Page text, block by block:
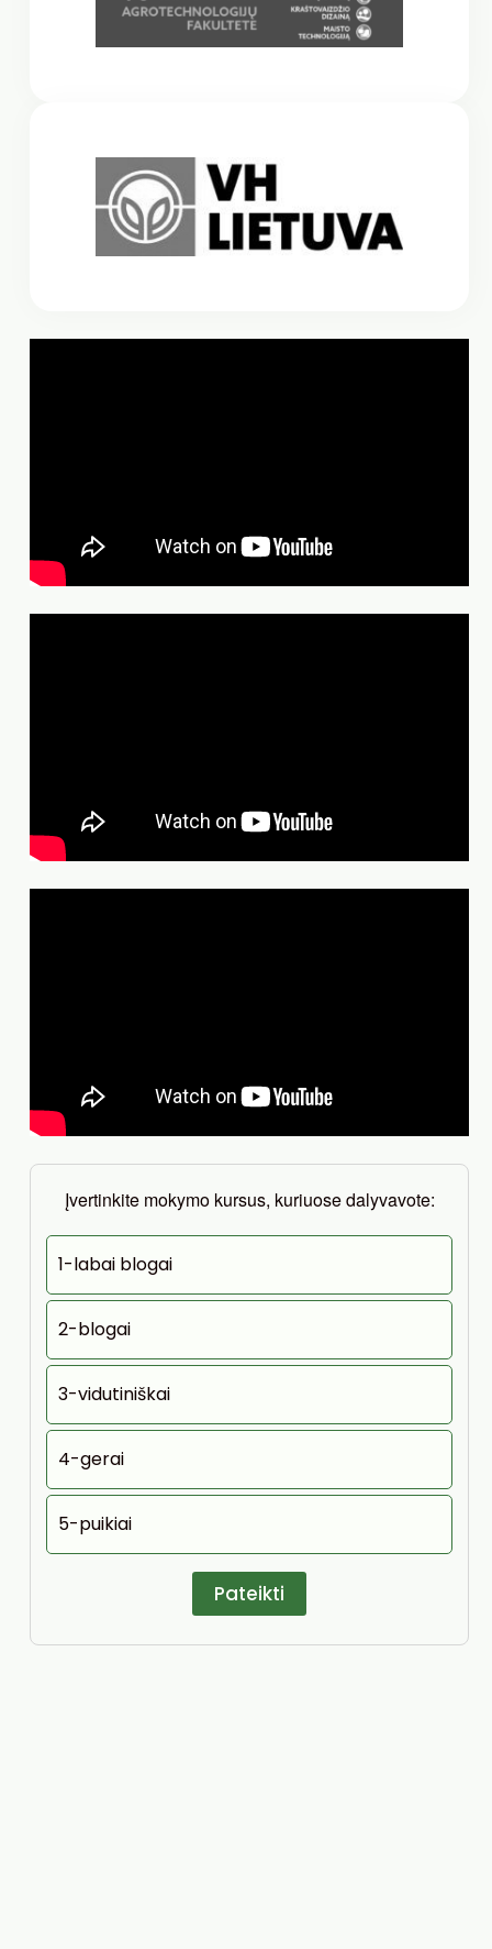
Įvertinkite mokymo kursus, kuriuose dalyvavote:
1-labai blogai
2-blogai
3-vidutiniškai
4-gerai
5-puikiai